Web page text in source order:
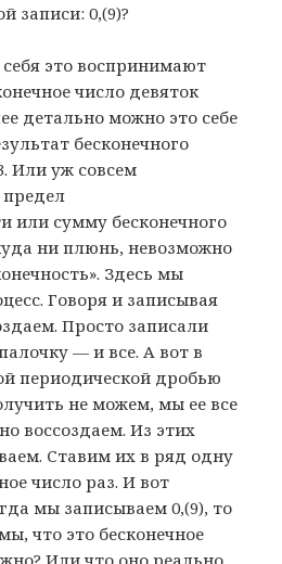
записи: 0,(9)?
это воспринимают
число девяток
детально можно это себе
бесконечного
Или уж совсем
или сумму бесконечного
ни плюнь, невозможно
Здесь мы
Говоря и записывая
Просто записали
— и все. А вот в
периодической дробью
не можем, мы ее все
воссоздаем. Из этих
Ставим их в ряд одну
число раз. И вот
мы записываем 0,(9), то
что это бесконечное